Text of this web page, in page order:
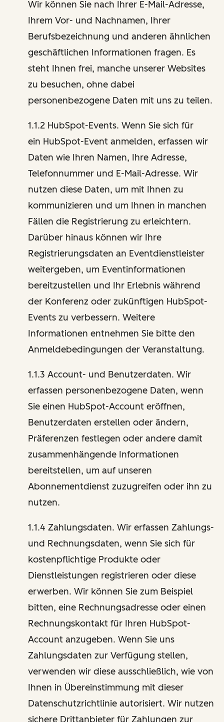
Wir können Sie nach Ihrer E-Mail-Adresse,
Ihrem Vor- und Nachnamen, Ihrer
Berufsbezeichnung und anderen ähnlichen
geschäftlichen Informationen fragen. Es
steht Ihnen frei, manche unserer Websites
zu besuchen, ohne dabei
personenbezogene Daten mit uns zu teilen.
1.1.2 HubSpot-Events. Wenn Sie sich für
ein HubSpot-Event anmelden, erfassen wir
Daten wie Ihren Namen, Ihre Adresse,
Telefonnummer und E-Mail-Adresse. Wir
nutzen diese Daten, um mit Ihnen zu
kommunizieren und um Ihnen in manchen
Fällen die Registrierung zu erleichtern.
Darüber hinaus können wir Ihre
Registrierungsdaten an Eventdienstleister
weitergeben, um Eventinformationen
bereitzustellen und Ihr Erlebnis während
der Konferenz oder zukünftigen HubSpot-
Events zu verbessern. Weitere
Informationen entnehmen Sie bitte den
Anmeldebedingungen der Veranstaltung.
1.1.3 Account- und Benutzerdaten. Wir
erfassen personenbezogene Daten, wenn
Sie einen HubSpot-Account eröffnen,
Benutzerdaten erstellen oder ändern,
Präferenzen festlegen oder andere damit
zusammenhängende Informationen
bereitstellen, um auf unseren
Abonnementdienst zuzugreifen oder ihn zu
nutzen.
1.1.4 Zahlungsdaten. Wir erfassen Zahlungs-
und Rechnungsdaten, wenn Sie sich für
kostenpflichtige Produkte oder
Dienstleistungen registrieren oder diese
erwerben. Wir können Sie zum Beispiel
bitten, eine Rechnungsadresse oder einen
Rechnungskontakt für Ihren HubSpot-
Account anzugeben. Wenn Sie uns
Zahlungsdaten zur Verfügung stellen,
verwenden wir diese ausschließlich, wie von
Ihnen in Übereinstimmung mit dieser
Datenschutzrichtlinie autorisiert. Wir nutzen
sichere Drittanbieter für Zahlungen zur